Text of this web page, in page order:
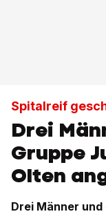
Spitalreif
Drei
Gruppe
Olten
Drei Männer